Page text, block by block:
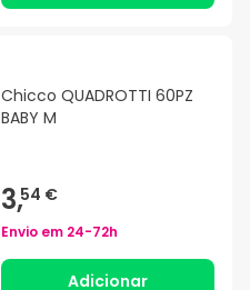
Chicco QUADROTTI 60PZ
BABY M
3,54 €
Envio em 24-72h
Adicionar